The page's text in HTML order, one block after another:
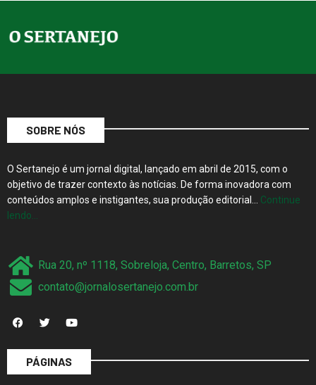
SOBRE NÓS
O Sertanejo é um jornal digital, lançado em abril de 2015, com o
objetivo de trazer contexto às notícias. De forma inovadora com
conteúdos amplos e instigantes, sua produção editorial… Continue
lendo…
Rua 20, nº 1118, Sobreloja, Centro, Barretos, SP
contato@jornalosertanejo.com.br
PÁGINAS